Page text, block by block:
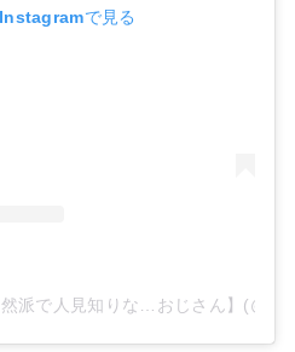
で見る
派で人見知りな…おじさん】